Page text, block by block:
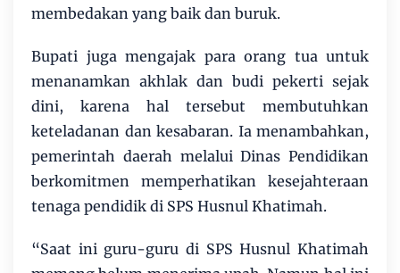
membedakan yang baik dan buruk.
Bupati juga mengajak para orang tua untuk
menanamkan akhlak dan budi pekerti sejak
dini, karena hal tersebut membutuhkan
keteladanan dan kesabaran. Ia menambahkan,
pemerintah daerah melalui Dinas Pendidikan
berkomitmen memperhatikan kesejahteraan
tenaga pendidik di SPS Husnul Khatimah.
“Saat ini guru-guru di SPS Husnul Khatimah